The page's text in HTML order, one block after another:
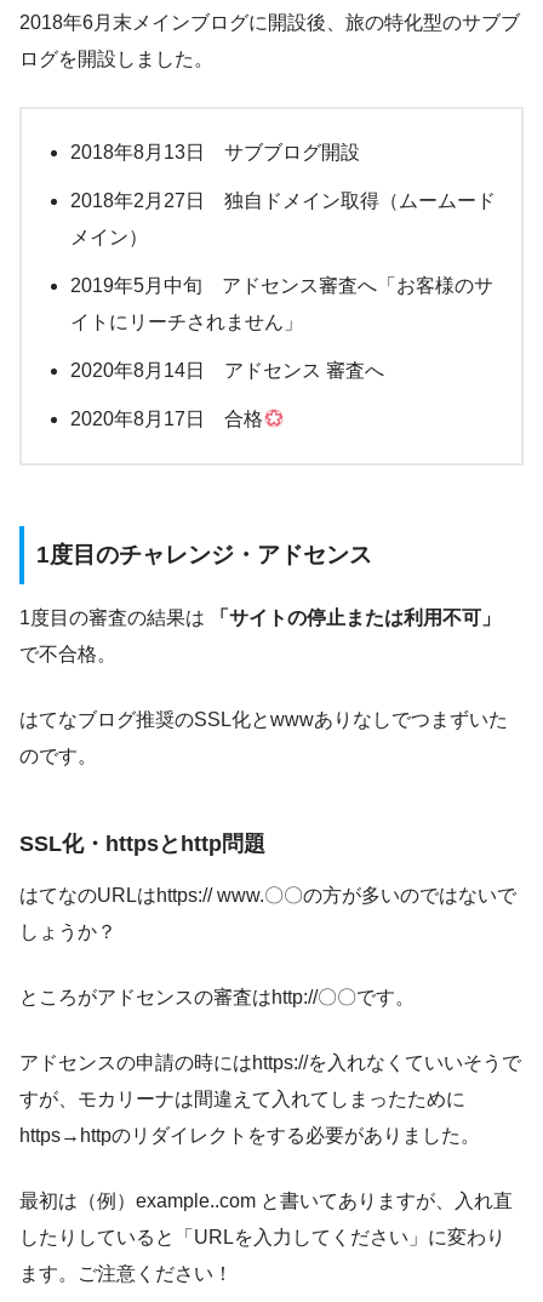
2018年6月末メインブログに開設後、旅の特化型のサブブ
ログを開設しました。
2018年8月13日 サブブログ開設
2018年2月27日 独自ドメイン取得（ムームード
メイン）
2019年5月中旬 アドセンス審査へ「お客様のサ
イトにリーチされません」
2020年8月14日 アドセンス 審査へ
2020年8月17日 合格
1度目のチャレンジ・アドセンス
1度目の審査の結果は
「サイトの停止または利用不可」
で不合格。
はてなブログ推奨のSSL化とwwwありなしでつまずいた
のです。
SSL化・httpsとhttp問題
はてなのURLはhttps:// www.〇〇の方が多いのではないで
しょうか？
ところがアドセンスの審査はhttp://〇〇です。
アドセンスの申請の時にはhttps://を入れなくていいそうで
すが、モカリーナは間違えて入れてしまったために
https→httpのリダイレクトをする必要がありました。
最初は（例）example..com と書いてありますが、入れ直
したりしていると「URLを入力してください」に変わり
ます。ご注意ください！